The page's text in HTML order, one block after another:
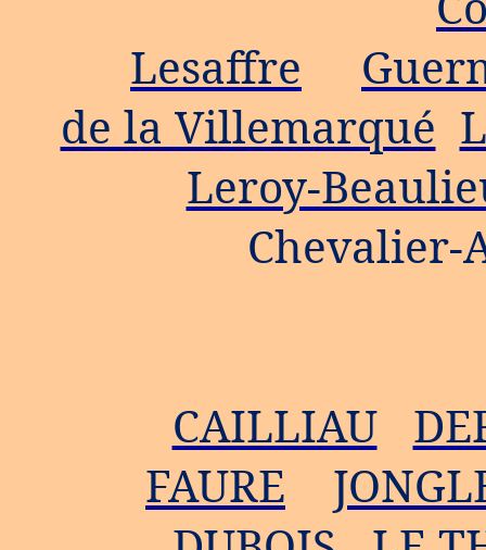
Lesaffre
de la Villemarqué
Leroy-
CAILLIAU
FAURE